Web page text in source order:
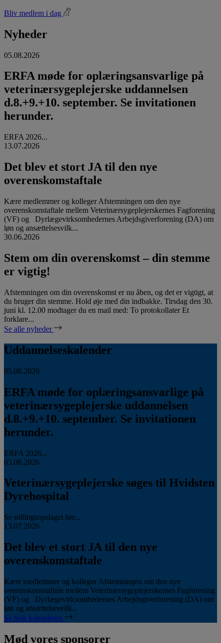
Bliv medlem i dag
Nyheder
05.08.2026
ERFA møde for oplæringsansvarlige på
veterinærsygeplejerske uddannelsen
d.8.+9.+10. september. Se invitationen
herunder.
ERFA 2026...
13.07.2026
Det blev et stort JA til den nye
overenskomstaftale
Kære medlemmer og kolleger Afstemningen om den nye
overenskomstaftale mellem Veterinærsygeplejerskernes Fagforening
(VF) og Dyrlægevirksomhedernes Arbejdsgiverforening (DA) om
løn og ansættelsesvilk...
30.06.2026
Stem om din overenskomst – din stemme
er vigtig!
Afstemningen om din overenskomst er nu åben, og det er vigtigt, at
du bruger din stemme. Hold øje med din indbakke. Tirsdag den 30.
juni kl. 12.00 modtager du en mail med: To protokollater Et
forklare...
Se alle nyheder
Uddannelseskalender
05.08.2026
ERFA møde for oplæringsansvarlige på
veterinærsygeplejerske uddannelsen
d.8.+9.+10. september. Se invitationen
herunder.
ERFA 2026...
03.08.2026
Veterinærsygeplejerske søges til Hvidsten
Dyrehospital
Se stillingsopslaget her...
13.07.2026
Det blev et stort JA til den nye
overenskomstaftale
Kære medlemmer og kolleger Afstemningen om den nye
overenskomstaftale mellem Veterinærsygeplejerskernes Fagforening
(VF) og Dyrlægevirksomhedernes Arbejdsgiverforening (DA) om
løn og ansættelsesvilk...
Se hele kalenderen
Mød vores sponsorer